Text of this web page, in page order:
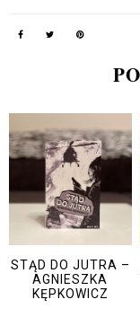
STĄD DO JUTRA –
AGNIESZKA
KĘPKOWICZ